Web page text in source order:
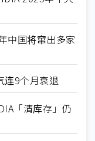
中国将窜出多家
9个月衰退
「清库存」仍